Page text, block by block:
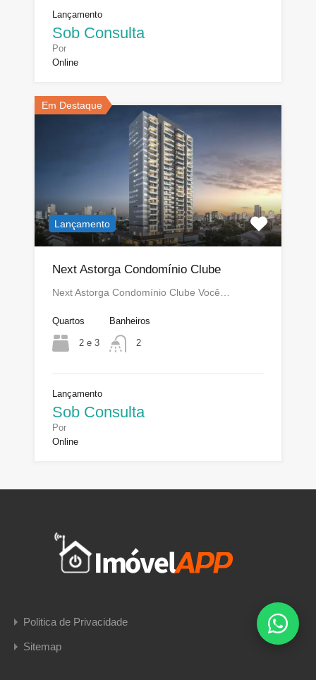
Lançamento
Sob Consulta
Por
Online
Em Destaque
Lançamento
Next Astorga Condomínio Clube
Next Astorga Condomínio Clube Você…
Quartos
2 e 3
Banheiros
2
Lançamento
Sob Consulta
Por
Online
Politica de Privacidade
Sitemap